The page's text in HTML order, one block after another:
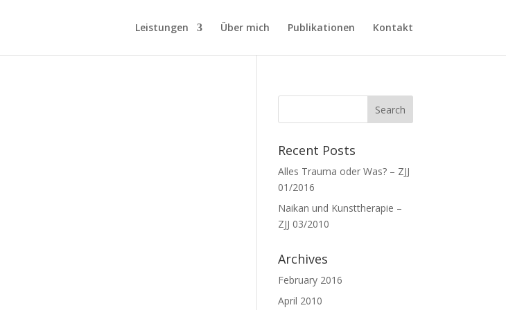
Leistungen Über mich Publikationen Kontakt
Recent Posts
Alles Trauma oder Was? – ZJJ
01/2016
Naikan und Kunsttherapie –
ZJJ 03/2010
Archives
February 2016
April 2010